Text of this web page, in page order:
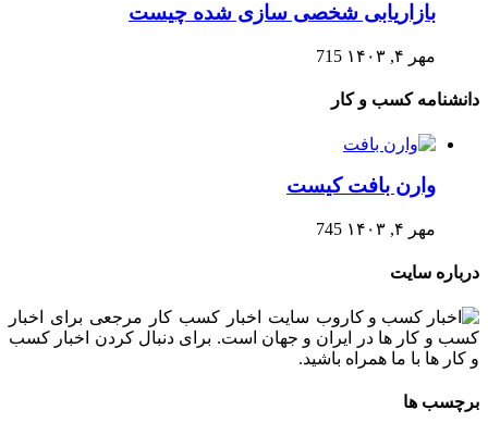
بازاریابی شخصی سازی شده چیست
مهر ۴, ۱۴۰۳ 715
دانشنامه کسب و کار
وارن بافت کیست
مهر ۴, ۱۴۰۳ 745
درباره سایت
وب سایت اخبار کسب کار مرجعی برای اخبار
کسب و کار ها در ایران و جهان است. برای دنبال کردن اخبار کسب
و کار ها با ما همراه باشید.
برچسب ها